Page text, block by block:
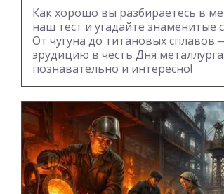
Как хорошо вы разбираетесь в
наш тест и угадайте знаменитые
От чугуна до титановых
эрудицию в честь Дня
познавательно и интересно!